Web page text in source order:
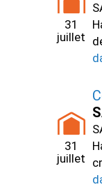
31
juillet
31
juillet